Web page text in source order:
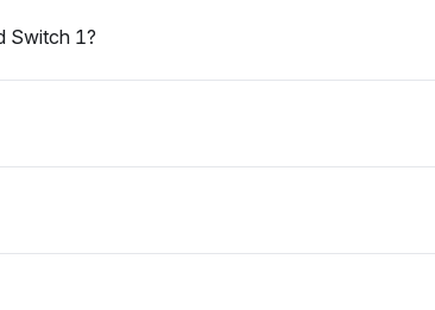
Switch 1?